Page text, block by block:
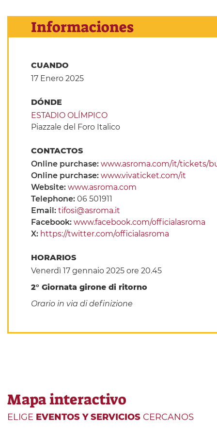
Informaciones
CUANDO
17 Enero 2025
DÓNDE
ESTADIO OLÍMPICO
Piazzale del Foro Italico
CONTACTOS
Online purchase: www.asroma.com/it/tickets/
Online purchase: www.vivaticket.com/it
Website: www.asroma.com
Telephone: 06 501911
Email: tifosi@asroma.it
Facebook: www.facebook.com/officialasroma
X: https://twitter.com/officialasroma
HORARIOS
Venerdì 17 gennaio 2025 ore 20.45
2° Giornata girone di ritorno
Orario in via di definizione
Mapa interactivo
ELIGE EVENTOS Y SERVICIOS CERCANOS